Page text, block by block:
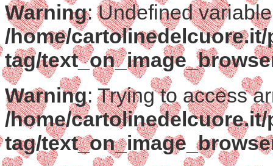
Warning: Undefined
/home/
tag/
Warning: Trying to access
/home/
tag/